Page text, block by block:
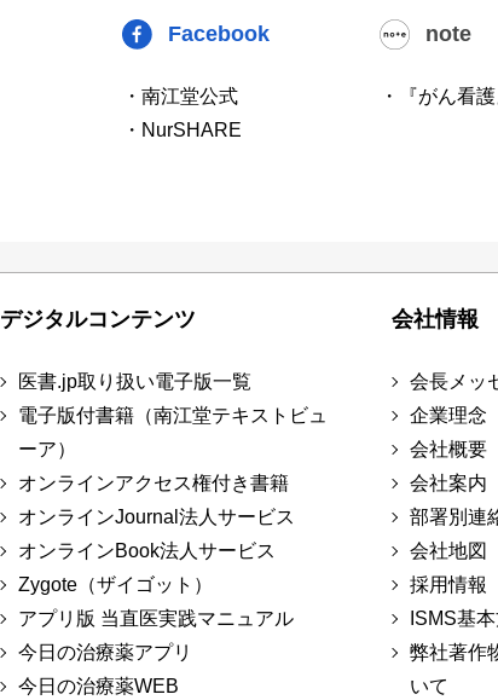
Facebook
・南江堂公式
・NurSHARE
note
・『がん看
デジタルコンテンツ
医書.jp取り扱い電子版一覧
電子版付書籍（南江堂テキストビュ
ーア）
オンラインアクセス権付き書籍
オンラインJournal法人サービス
オンラインBook法人サービス
Zygote（ザイゴット）
アプリ版 当直医実践マニュアル
今日の治療薬アプリ
今日の治療薬WEB
会社情報
会長メッ
企業理念
会社概要
会社案内
部署別連
会社地図
採用情報
ISMS基
弊社著作
いて